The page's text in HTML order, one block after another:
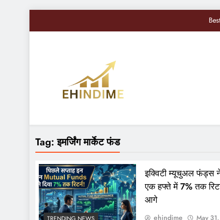
Sandisk Shares में
Nifty, Sensex
सोमवार से
Smarter Investments, Brighter Future: Your
Tag:इमर्जिंग मार्केट फंड
इक्विटी म्यूचुअल फंड्स
एक हफ्ते में 7% तक
आगे
ehindime May